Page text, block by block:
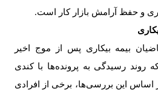
و حفظ آرامش بازار کار است.
بیمه بیکاری پس از موج اخیر
روند رسیدگی به پرونده‌ها با کندی
این بررسی‌ها، برخی از افرادی